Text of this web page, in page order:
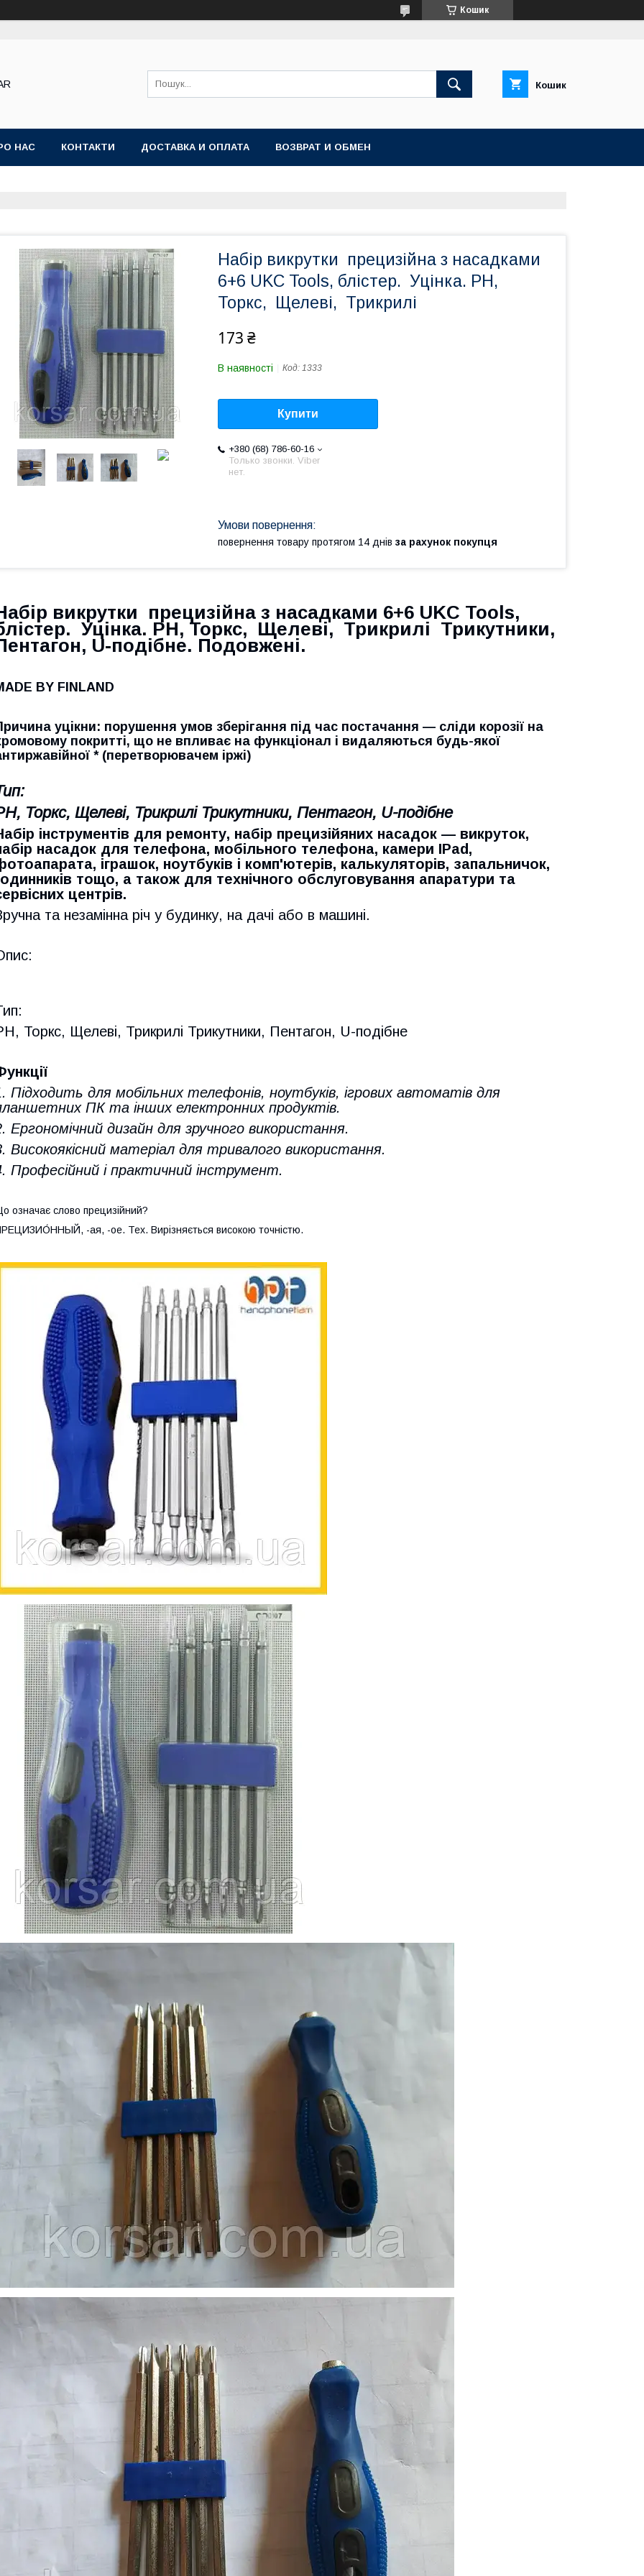
Кошик
Кошик
НАС КОНТАКТИ ДОСТАВКА И ОПЛАТА ВОЗВРАТ И ОБМЕН
Набір викрутки прецизійна з насадками
6+6 UKC Tools, блістер. Уцінка. PH,
Торкс, Щелеві, Трикрилі
173 ₴
В наявності Код: 1333
Купити
+380 (68) 786-60-16
Только звонки. Viber
нет.
повернення товару протягом 14 днів за рахунок покупця
викрутки прецизійна з насадками 6+6 UKC Tools,
Уцінка. PH, Торкс, Щелеві, Трикрилі Трикутники,
U-подібне. Подовжені.
BY FINLAND
уцікни: порушення умов зберігання під час постачання — сліди корозії на
покритті, що не впливає на функціонал і видаляються будь-якої
* (перетворювачем іржі)
Торкс, Щелеві, Трикрилі Трикутники, Пентагон, U-подібне
інструментів для ремонту, набір прецизійяних насадок — викруток,
насадок для телефона, мобільного телефона, камери IPad,
іграшок, ноутбуків і комп'ютерів, калькуляторів, запальничок,
тощо, а також для технічного обслуговування апаратури та
центрів.
та незамінна річ у будинку, на дачі або в машині.
Торкс, Щелеві, Трикрилі Трикутники, Пентагон, U-подібне
Підходить для мобільних телефонів, ноутбуків, ігрових автоматів для
ПК та інших електронних продуктів.
Ергономічний дизайн для зручного використання.
Високоякісний матеріал для тривалого використання.
Професійний і практичний інструмент.
означає слово прецизійний?
-ая, -ое. Тех. Вирізняється високою точністю.